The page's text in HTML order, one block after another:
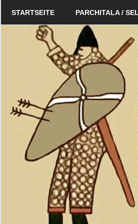
Schildverlag
STARTSEITE PARCHITALA /